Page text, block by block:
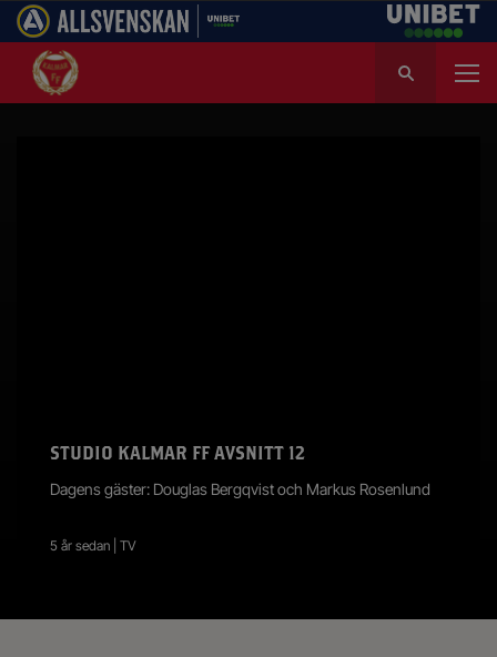
k
STUDIO KALMAR FF AVSNITT 12
Dagens gäster: Douglas Bergqvist och Markus Rosenlund
5 år sedan | TV